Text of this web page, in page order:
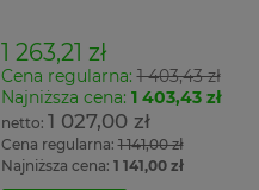
1 263,21 zł
Cena regularna:1 403,43 zł
Najniższa cena: 1 403,43 zł
1 027,00 zł
Cena regularna:1 141,00 zł
Najniższa cena: 1 141,00 zł